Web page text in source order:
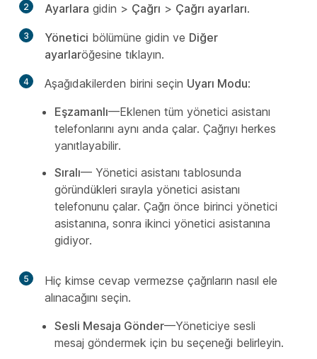
2 Ayarlara gidin > Çağrı > Çağrı ayarları.
3 Yönetici bölümüne gidin ve Diğer
ayarlaröğesine tıklayın.
4 Aşağıdakilerden birini seçin Uyarı Modu:
Eşzamanlı—Eklenen tüm yönetici asistanı
telefonlarını aynı anda çalar. Çağrıyı herkes
yanıtlayabilir.
Sıralı— Yönetici asistanı tablosunda
göründükleri sırayla yönetici asistanı
telefonunu çalar. Çağrı önce birinci yönetici
asistanına, sonra ikinci yönetici asistanına
gidiyor.
5
Hiç kimse cevap vermezse çağrıların nasıl ele
alınacağını seçin.
Sesli Mesaja Gönder—Yöneticiye sesli
mesaj göndermek için bu seçeneği belirleyin.